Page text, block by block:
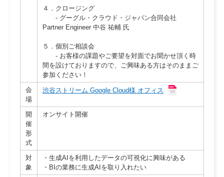
４．クロージング
- グーグル・クラウド・ジャパン合同会社
Partner Engineer 中谷 祐輔 氏
５．個別ご相談会
- お客様の課題やご要望を対面でお聞かせ頂く時
間を設けておりますので、ご興味ある方はそのままご
参加ください！
会
場
渋谷ストリーム Google Cloud様 オフィス
開
催
形
式
オンサイト開催
対
象
・生成AIを利用したデータの可視化に興味がある
・BIの業務に生成AIを取り入れたい